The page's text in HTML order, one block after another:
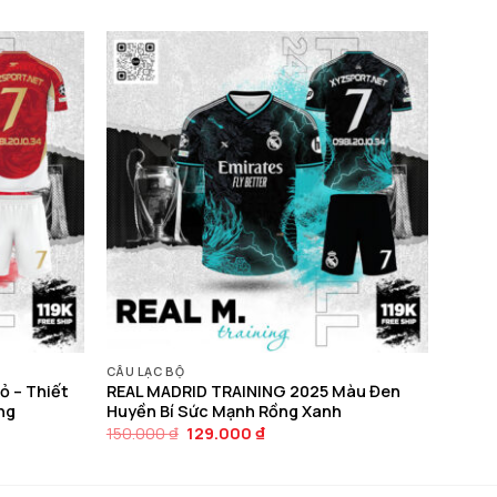
– Thiết
CÂU LẠC BỘ
REAL MADRID TRAINING 2025 Màu Đen
Huyền Bí Sức Mạnh Rồng Xanh
150.000₫ Giá
129.000₫Giá